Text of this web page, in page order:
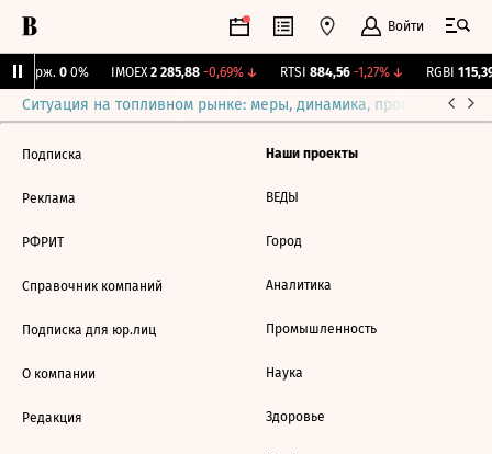
Войти
Бирж. 0 0% IMOEX 2 285,88 -0,69%↓ RTSI 884,56 -1,27%↓ RGBI 115,39
Ситуация на топливном рынке: меры, динамика, прогнозы
Подписка
Реклама
РФРИТ
Справочник компаний
Подписка для юр.лиц
О компании
Редакция
Наши проекты
ВЕДЫ
Город
Аналитика
Промышленность
Наука
Здоровье